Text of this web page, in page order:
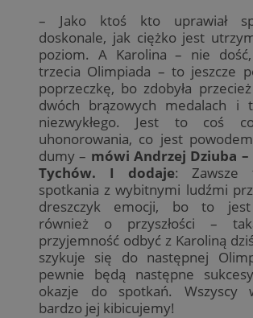
– Jako ktoś kto uprawiał
doskonale, jak ciężko jest
poziom. A Karolina – nie
trzecia Olimpiada – to jeszcze
poprzeczkę, bo zdobyła
dwóch brązowych medalach i
niezwykłego. Jest to coś
uhonorowania, co jest
dumy – mówi Andrzej Dziuba
Tychów. I dodaje: Zawsze
spotkania z wybitnymi ludźmi
dreszczyk emocji, bo to jest
również o przyszłości –
przyjemność odbyć z Karoliną
szykuje się do następnej
pewnie będą następne
okazje do spotkań. Wszyscy
bardzo jej kibicujemy!